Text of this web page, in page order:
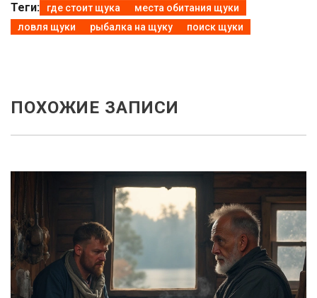
Теги: где стоит щука
места обитания щуки
ловля щуки
рыбалка на щуку поиск щуки
ПОХОЖИЕ ЗАПИСИ